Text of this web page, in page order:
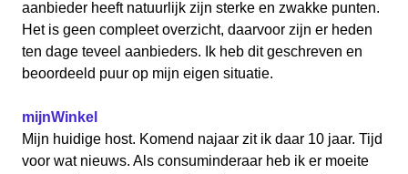
aanbieder heeft natuurlijk zijn sterke en zwakke punten.
Het is geen compleet overzicht, daarvoor zijn er heden
ten dage teveel aanbieders. Ik heb dit geschreven en
beoordeeld puur op mijn eigen situatie.
mijnWinkel
Mijn huidige host. Komend najaar zit ik daar 10 jaar. Tijd
voor wat nieuws. Als consuminderaar heb ik er moeite